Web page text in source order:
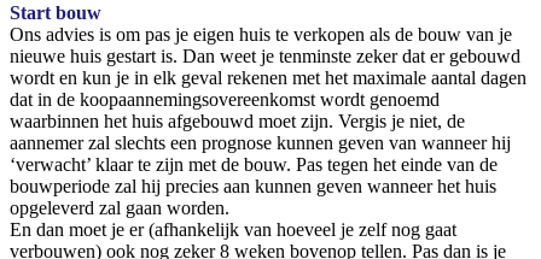
Start bouw
Ons advies is om pas je eigen huis te verkopen als de bouw van je
nieuwe huis gestart is. Dan weet je tenminste zeker dat er gebouwd
wordt en kun je in elk geval rekenen met het maximale aantal dagen
dat in de koopaannemingsovereenkomst wordt genoemd
waarbinnen het huis afgebouwd moet zijn. Vergis je niet, de
aannemer zal slechts een prognose kunnen geven van wanneer hij
‘verwacht’ klaar te zijn met de bouw. Pas tegen het einde van de
bouwperiode zal hij precies aan kunnen geven wanneer het huis
opgeleverd zal gaan worden.
En dan moet je er (afhankelijk van hoeveel je zelf nog gaat
verbouwen) ook nog zeker 8 weken bovenop tellen. Pas dan is je